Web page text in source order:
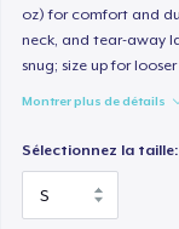
oz) for comfort and
neck, and tear-away
snug; size up for
Montrer plus de détails
Sélectionnez la taille: